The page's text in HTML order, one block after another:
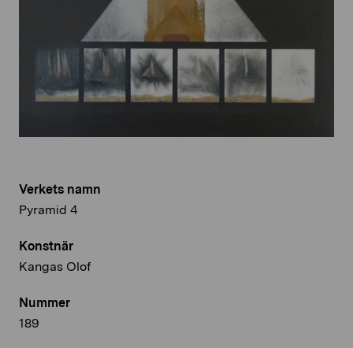
Verkets namn
Pyramid 4
Konstnär
Kangas Olof
Nummer
189